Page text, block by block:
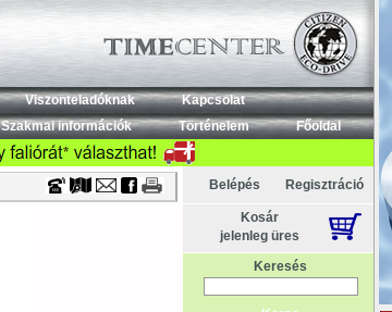
Timecenter
Viszonteladóknak
Kapcsolat
Szakmai információk Történelem Főoldal
Belépés Regisztráció
Kosár
jelenleg üres
Keresés